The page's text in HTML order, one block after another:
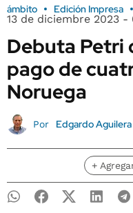
ámbito Edición Impresa
13 de diciembre 2023 -
Debuta Petri
pago de
Noruega
Por Edgardo Aguilera
+